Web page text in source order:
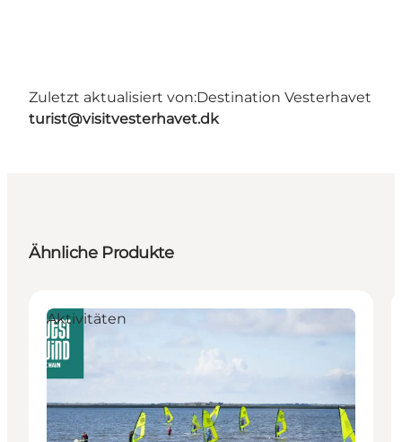
Zuletzt aktualisiert von:Destination Vesterhavet
turist@visitvesterhavet.dk
Ähnliche Produkte
Aktivitäten